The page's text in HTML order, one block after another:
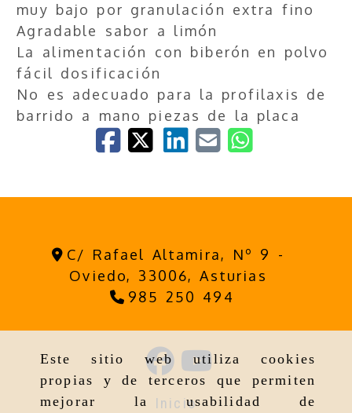
Este sitio web utiliza cookies
propias y de terceros que permiten
mejorar la usabilidad de
muy bajo por granulación extra fino
Agradable sabor a limón
La alimentación con biberón en polvo
fácil dosificación
No es adecuado para la profilaxis de
barrido a mano piezas de la placa
C/ Rafael Altamira, Nº 9 -
Oviedo, 33006,Asturias
985 250 494
Inicio